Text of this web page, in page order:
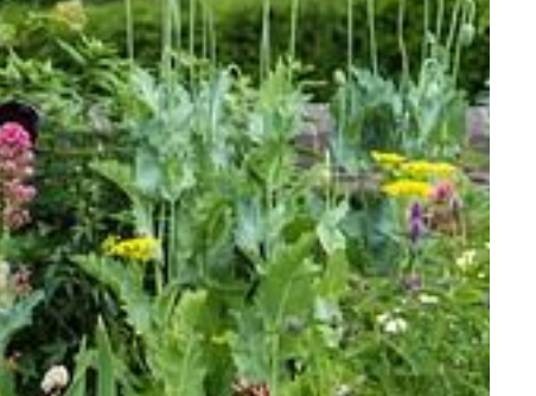
22 | 01 | 2021
Efekty treningu EMS
W polskim społeczeństwie w ostatnich
latach można zaobserwować znaczne
zainteresowanie różnymi
aktywnościami sportowymi.
Podejmowanie takich działań ma na
celu utrzymanie […]